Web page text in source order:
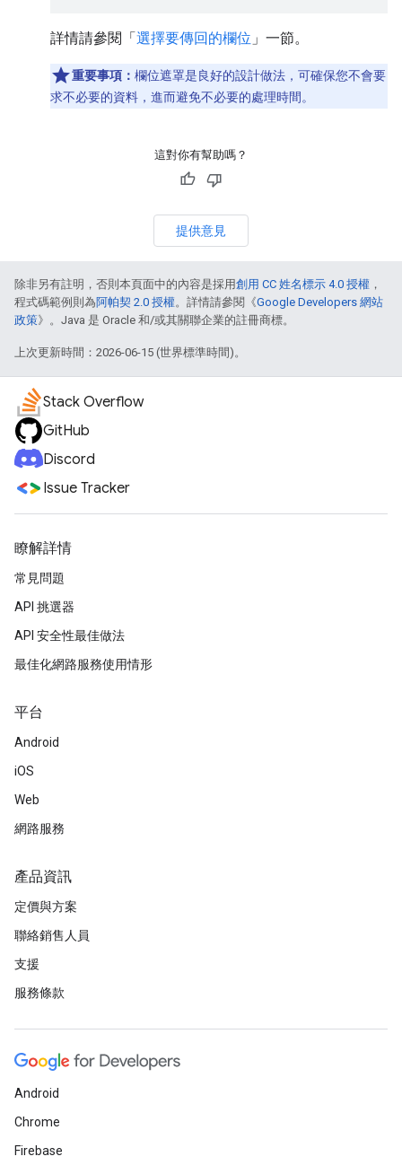
詳情請參閱「選擇要傳回的欄位 」一節。
重要事項： 欄位遮罩是良好的設計做法，可確保您不會要
求不必要的資料，進而避免不必要的處理時間。
這對你有幫助嗎？
提供意見
除非另有註明，否則本頁面中的內容是採用創用 CC 姓名標示 4.0 授權 ，
程式碼範例則為阿帕契 2.0 授權。詳情請參閱《Google Developers 網站
政策》。Java 是 Oracle 和/或其關聯企業的註冊商標。
上次更新時間：2026-06-15 (世界標準時間)。
Stack Overflow
GitHub
Discord
Issue Tracker
瞭解詳情
常見問題
API 挑選器
API 安全性最佳做法
最佳化網路服務使用情形
平台
Android
iOS
Web
網路服務
產品資訊
定價與方案
聯絡銷售人員
支援
服務條款
Android
Chrome
Firebase